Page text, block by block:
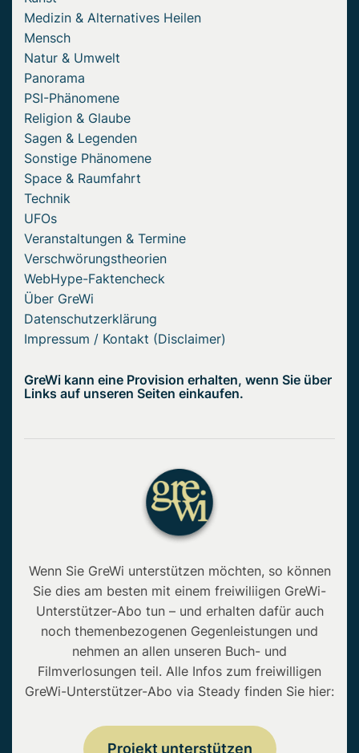
Medizin & Alternatives Heilen
Mensch
Natur & Umwelt
Panorama
PSI-Phänomene
Religion & Glaube
Sagen & Legenden
Sonstige Phänomene
Space & Raumfahrt
Technik
UFOs
Veranstaltungen & Termine
Verschwörungstheorien
WebHype-Faktencheck
Über GreWi
Datenschutzerklärung
Impressum / Kontakt (Disclaimer)
GreWi kann eine Provision erhalten, wenn Sie über
Links auf unseren Seiten einkaufen.
Wenn Sie GreWi unterstützen möchten, so können
Sie dies am besten mit einem freiwiliigen GreWi-
Unterstützer-Abo tun – und erhalten dafür auch
noch themenbezogenen Gegenleistungen und
nehmen an allen unseren Buch- und
Filmverlosungen teil. Alle Infos zum freiwilligen
GreWi-Unterstützer-Abo via Steady finden Sie hier:
Projekt unterstützen